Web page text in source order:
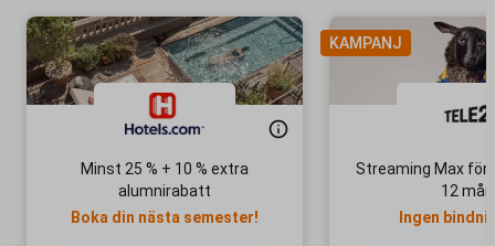
Minst 25 % + 10 % extra
alumnirabatt
Boka din nästa semester!
KAMPANJ
Streaming Max för
12 mån
Ingen